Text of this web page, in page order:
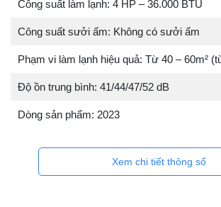
Công suất làm lạnh: 4 HP – 36.000 BTU
Công suất sưởi ấm: Không có sưởi ấm
Phạm vi làm lạnh hiệu quả: Từ 40 – 60m²
Độ ồn trung bình: 41/44/47/52 dB
Dòng sản phẩm: 2023
Xem chi tiết thông số